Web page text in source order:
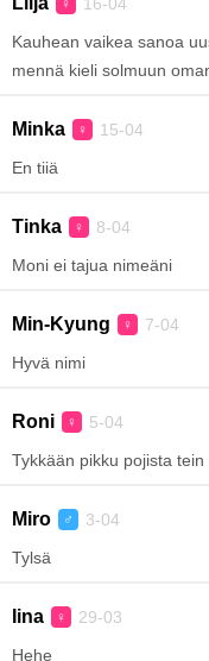
♀
Kauhean vaikea sanoa
mennä kieli solmuun
Minka ♀ 15-04
En tiiä
Tinka ♀ 8-04
Moni ei tajua nimeäni
Min-Kyung ♀ 7-04
Hyvä nimi
Roni ♀ 5-04
Tykkään pikku pojista
Miro ♂ 3-04
Tylsä
Iina ♀ 29-03
Hehe